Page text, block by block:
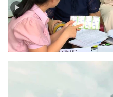
Quyết liệt xử lý vi phạm
khỏe và quyền lợi của